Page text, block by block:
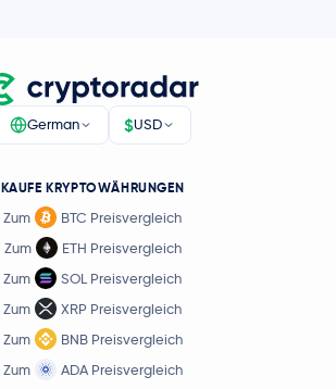
German $USD
KAUFE KRYPTOWÄHRUNGEN
Zum
BTC Preisvergleich
Zum
ETH Preisvergleich
Zum
SOL Preisvergleich
Zum
XRP Preisvergleich
Zum
BNB Preisvergleich
Zum
ADA Preisvergleich